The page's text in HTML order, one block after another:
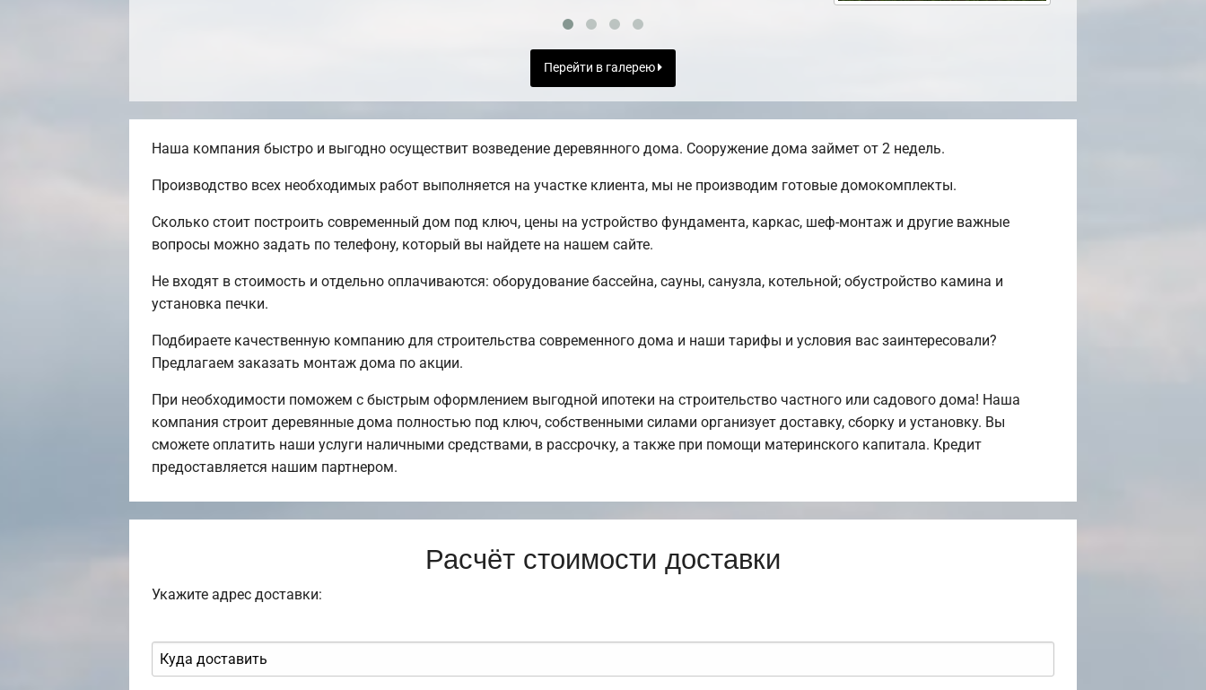
Перейти в галерею
Наша компания быстро и выгодно осуществит возведение деревянного дома. Сооружение дома займет от 2 недель.
Производство всех необходимых работ выполняется на участке клиента, мы не производим готовые домокомплекты.
Сколько стоит построить современный дом под ключ, цены на устройство фундамента, каркас, шеф-монтаж и другие важные
вопросы можно задать по телефону, который вы найдете на нашем сайте.
Не входят в стоимость и отдельно оплачиваются: оборудование бассейна, сауны, санузла, котельной; обустройство камина и
установка печки.
Подбираете качественную компанию для строительства современного дома и наши тарифы и условия вас заинтересовали?
Предлагаем заказать монтаж дома по акции.
При необходимости поможем с быстрым оформлением выгодной ипотеки на строительство частного или садового дома! Наша
компания строит деревянные дома полностью под ключ, собственными силами организует доставку, сборку и установку. Вы
сможете оплатить наши услуги наличными средствами, в рассрочку, а также при помощи материнского капитала. Кредит
предоставляется нашим партнером.
Расчёт стоимости доставки
Укажите адрес доставки: